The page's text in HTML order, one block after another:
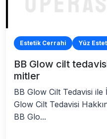
Estetik Cerrahi Yüz
BB Glow cilt
mitler
BB Glow Cilt Tedavisi
Glow Cilt Tedavisi
BB Glo...